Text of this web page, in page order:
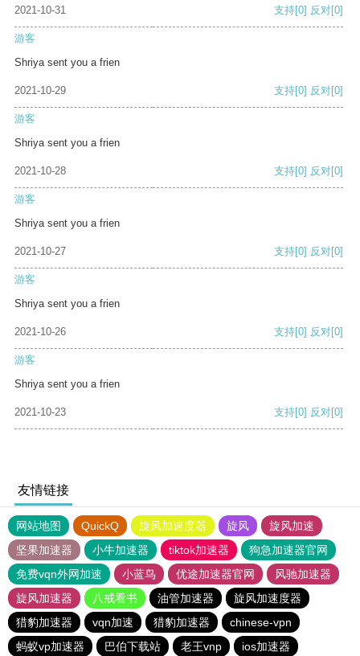
2021-10-31 支持[0] 反对[0]
游客
Shriya sent you a frien
2021-10-29 支持[0] 反对[0]
游客
Shriya sent you a frien
2021-10-28 支持[0] 反对[0]
游客
Shriya sent you a frien
2021-10-27 支持[0] 反对[0]
游客
Shriya sent you a frien
2021-10-26 支持[0] 反对[0]
游客
Shriya sent you a frien
2021-10-23 支持[0] 反对[0]
友情链接
网站地图 QuickQ 旋风加速度器 旋风
旋风加速
坚果加速器
小牛加速器 tiktok加速器
狗急加速器官网
免费vqn外网加速
小蓝鸟 优途加速器官网
风驰加速器
旋风加速器
八戒看书 油管加速器
旋风加速度器
猎豹加速器
vqn加速 猎豹加速器
chinese-vpn
蚂蚁vp加速器
巴伯下载站 老王vnp ios加速器